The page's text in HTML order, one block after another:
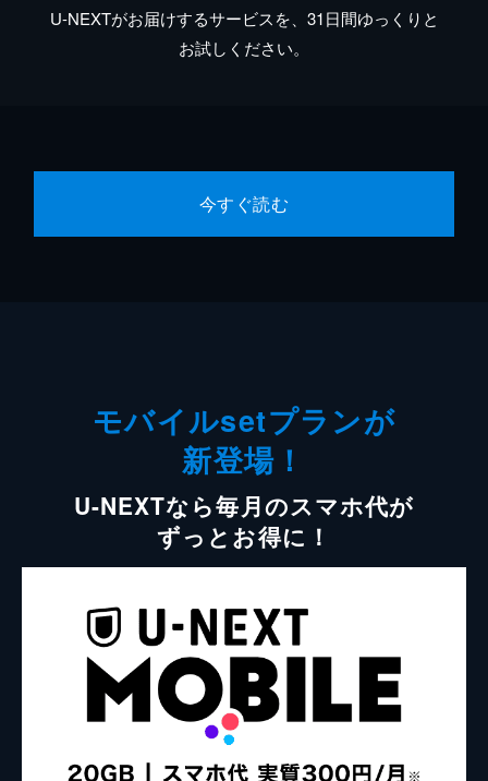
U-NEXTがお届けするサービスを、31日間ゆっくりと
お試しください。
今すぐ読む
モバイルsetプランが
新登場！
U-NEXTなら毎月のスマホ代が
ずっとお得に！